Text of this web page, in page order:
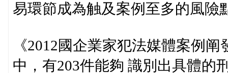
易環節成為触及案例至多的風險
《2012國企業家犯法媒體案例
中，有203件能夠 識別出具體的